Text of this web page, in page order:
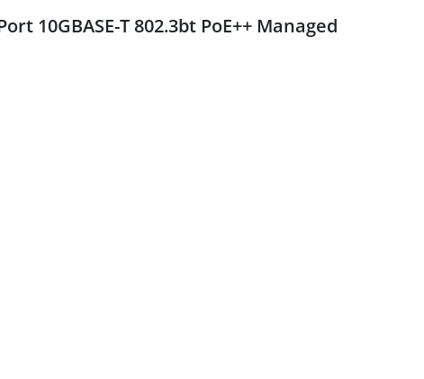
10GBASE-T 802.3bt PoE++ Managed